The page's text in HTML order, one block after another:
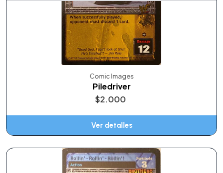
Comic Images
Piledriver
$2.000
Ver detalles